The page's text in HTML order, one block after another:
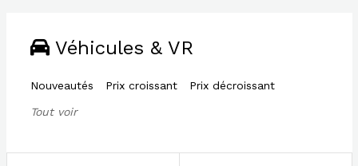
Véhicules & VR
Nouveautés Prix croissant Prix décroissant
Tout voir